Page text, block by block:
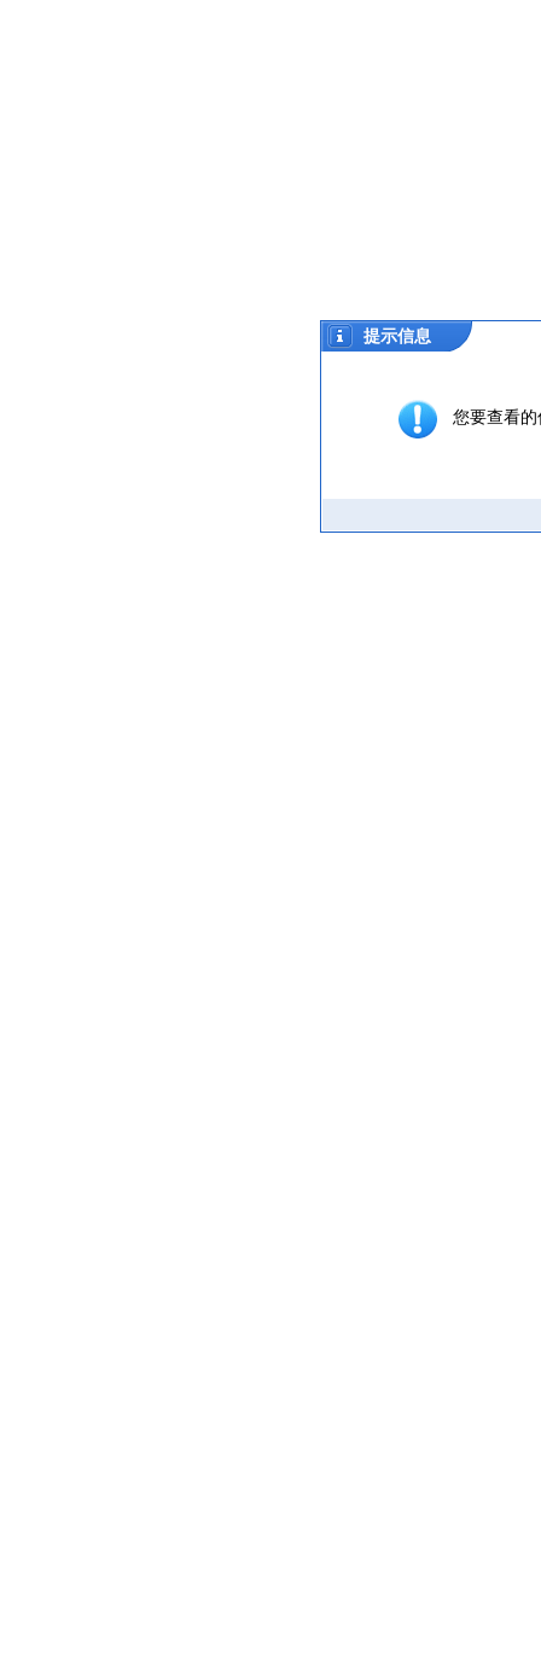
提示信息
您要查看